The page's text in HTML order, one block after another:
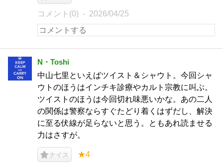
コメント(0) 2026/04/25
N・Toshi
中山七里といえばツイスト＆シャウト。今回シャ
ウトのほうはインチキ診療やカルト宗教に叫ぶ。
ツイストのほうは今回切れ味悪いかな。あの二人
の関係は警察ならすぐたどり着くはずだし、解決
に至る伏線が足らないと思う。ともあれ読ませる
力はさすが。
ナイス ★4